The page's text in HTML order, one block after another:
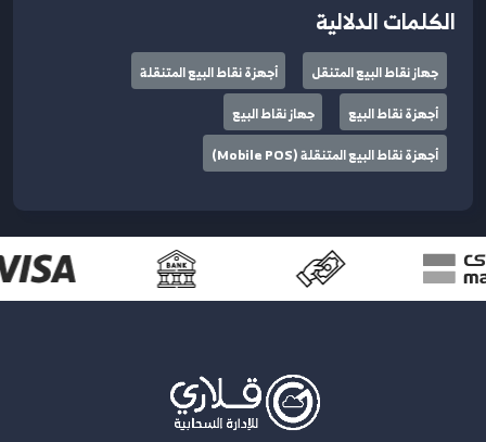
الكلمات الدلالية
جهاز نقاط البيع المتنقل
أجهزة نقاط البيع المتنقلة
أجهزة نقاط البيع
جهاز نقاط البيع
أجهزة نقاط البيع المتنقلة (Mobile POS)